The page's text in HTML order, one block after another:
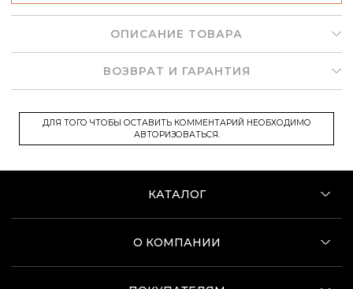
ОПИСАНИЕ ТОВАРА
ВОЗВРАТ И ГАРАНТИЯ
ДЛЯ ТОГО ЧТОБЫ ОСТАВИТЬ КОММЕНТАРИЙ НЕОБХОДИМО
АВТОРИЗОВАТЬСЯ.
КАТАЛОГ
О КОМПАНИИ